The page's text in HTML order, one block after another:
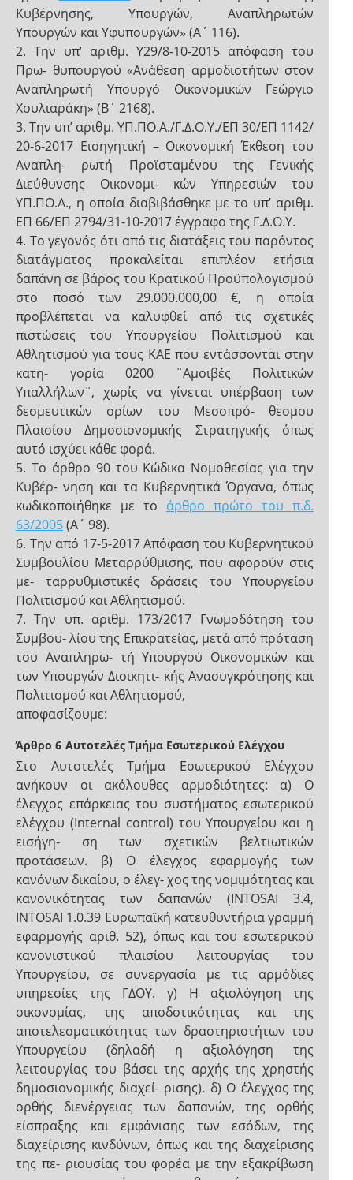
Κυβέρνησης, Υπουργών, Αναπληρωτών
Υπουργών και Υφυπουργών» (Α΄ 116).
2. Την υπ’ αριθμ. Υ29/8-10-2015 απόφαση του
Πρω- θυπουργού «Ανάθεση αρμοδιοτήτων στον
Αναπληρωτή Υπουργό Οικονομικών Γεώργιο
Χουλιαράκη» (Β΄ 2168).
3. Την υπ’ αριθμ. ΥΠ.ΠΟ.Α./Γ.Δ.Ο.Υ./ΕΠ 30/ΕΠ 1142/
20-6-2017 Εισηγητική – Οικονομική Έκθεση του
Αναπλη- ρωτή Προϊσταμένου της Γενικής
Διεύθυνσης Οικονομι- κών Υπηρεσιών του
ΥΠ.ΠΟ.Α., η οποία διαβιβάσθηκε με το υπ’ αριθμ.
ΕΠ 66/ΕΠ 2794/31-10-2017 έγγραφο της Γ.Δ.Ο.Υ.
4. Το γεγονός ότι από τις διατάξεις του παρόντος
διατάγματος προκαλείται επιπλέον ετήσια
δαπάνη σε βάρος του Κρατικού Προϋπολογισμού
στο ποσό των 29.000.000,00 €, η οποία
προβλέπεται να καλυφθεί από τις σχετικές
πιστώσεις του Υπουργείου Πολιτισμού και
Αθλητισμού για τους ΚΑΕ που εντάσσονται στην
κατη- γορία 0200 ¨Αμοιβές Πολιτικών
Υπαλλήλων¨, χωρίς να γίνεται υπέρβαση των
δεσμευτικών ορίων του Μεσοπρό- θεσμου
Πλαισίου Δημοσιονομικής Στρατηγικής όπως
αυτό ισχύει κάθε φορά.
5. Το άρθρο 90 του Κώδικα Νομοθεσίας για την
Κυβέρ- νηση και τα Κυβερνητικά Όργανα, όπως
κωδικοποιήθηκε με το άρθρο πρώτο του π.δ.
63/2005(Α΄ 98).
6. Την από 17-5-2017 Απόφαση του Κυβερνητικού
Συμβουλίου Μεταρρύθμισης, που αφορούν στις
με- ταρρυθμιστικές δράσεις του Υπουργείου
Πολιτισμού και Αθλητισμού.
7. Την υπ. αριθμ. 173/2017 Γνωμοδότηση του
Συμβου- λίου της Επικρατείας, μετά από πρόταση
του Αναπληρω- τή Υπουργού Οικονομικών και
των Υπουργών Διοικητι- κής Ανασυγκρότησης και
Πολιτισμού και Αθλητισμού,
αποφασίζουμε:
Άρθρο 6 Αυτοτελές Τμήμα Εσωτερικού Ελέγχου
Στο Αυτοτελές Τμήμα Εσωτερικού Ελέγχου
ανήκουν οι ακόλουθες αρμοδιότητες: α) Ο
έλεγχος επάρκειας του συστήματος εσωτερικού
ελέγχου (Internal control) του Υπουργείου και η
εισήγη- ση των σχετικών βελτιωτικών
προτάσεων. β) Ο έλεγχος εφαρμογής των
κανόνων δικαίου, ο έλεγ- χος της νομιμότητας και
κανονικότητας των δαπανών (INTOSAI 3.4,
INTOSAI 1.0.39 Ευρωπαϊκή κατευθυντήρια γραμμή
εφαρμογής αριθ. 52), όπως και του εσωτερικού
κανονιστικού πλαισίου λειτουργίας του
Υπουργείου, σε συνεργασία με τις αρμόδιες
υπηρεσίες της ΓΔΟΥ. γ) Η αξιολόγηση της
οικονομίας, της αποδοτικότητας και της
αποτελεσματικότητας των δραστηριοτήτων του
Υπουργείου (δηλαδή η αξιολόγηση της
λειτουργίας του βάσει της αρχής της χρηστής
δημοσιονομικής διαχεί- ρισης). δ) Ο έλεγχος της
ορθής διενέργειας των δαπανών, της ορθής
είσπραξης και εμφάνισης των εσόδων, της
διαχείρισης κινδύνων, όπως και της διαχείρισης
της πε- ριουσίας του φορέα με την εξακρίβωση